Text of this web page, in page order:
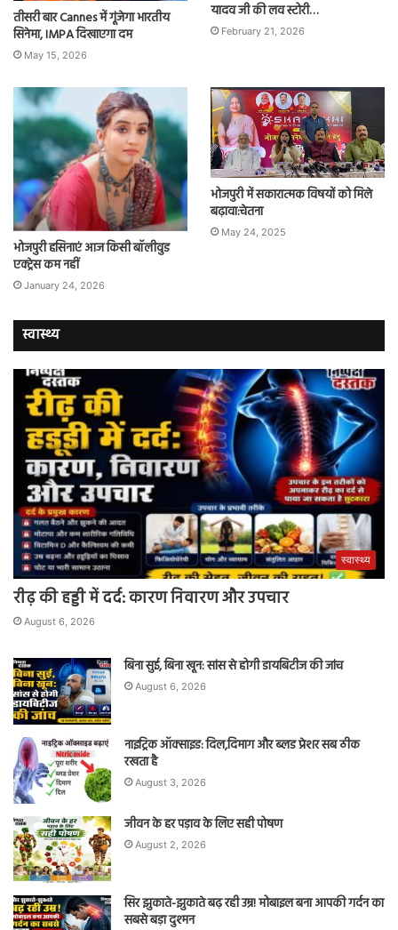
तीसरी बार Cannes में गूंजेगा भारतीय
सिनेमा, IMPA दिखाएगा दम
May 15, 2026
यादव जी की लव स्टोरी…
February 21, 2026
भोजपुरी हसिनाएं आज किसी बॉलीवुड
एक्ट्रेस कम नहीं
January 24, 2026
भोजपुरी में सकारात्मक विषयों को मिले
बढ़ावा:चेतना
May 24, 2025
स्वास्थ्य
स्वास्थ्य
रीढ़ की हड्डी में दर्द: कारण निवारण और उपचार
August 6, 2026
बिना सुई, बिना खून: सांस से होगी डायबिटीज की जांच
August 6, 2026
नाइट्रिक ऑक्साइड: दिल,दिमाग और ब्लड प्रेशर सब ठीक
रखता है
August 3, 2026
जीवन के हर पड़ाव के लिए सही पोषण
August 2, 2026
सिर झुकाते-झुकाते बढ़ रही उम्र! मोबाइल बना आपकी गर्दन का
सबसे बड़ा दुश्मन